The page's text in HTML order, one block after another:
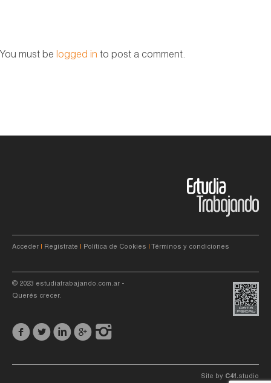
You must be logged in to post a comment.
Acceder Registrate Política de Cookies Términos y condiciones
© 2023 estudiatrabajando.com.ar -
Querés crecer.
Site by C4f.studio